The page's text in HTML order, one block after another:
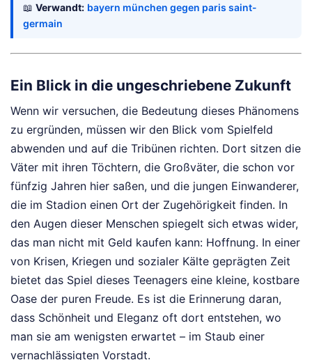
📖 Verwandt: bayern münchen gegen paris saint-
germain
Ein Blick in die ungeschriebene Zukunft
Wenn wir versuchen, die Bedeutung dieses Phänomens
zu ergründen, müssen wir den Blick vom Spielfeld
abwenden und auf die Tribünen richten. Dort sitzen die
Väter mit ihren Töchtern, die Großväter, die schon vor
fünfzig Jahren hier saßen, und die jungen Einwanderer,
die im Stadion einen Ort der Zugehörigkeit finden. In
den Augen dieser Menschen spiegelt sich etwas wider,
das man nicht mit Geld kaufen kann: Hoffnung. In einer
von Krisen, Kriegen und sozialer Kälte geprägten Zeit
bietet das Spiel dieses Teenagers eine kleine, kostbare
Oase der puren Freude. Es ist die Erinnerung daran,
dass Schönheit und Eleganz oft dort entstehen, wo
man sie am wenigsten erwartet – im Staub einer
vernachlässigten Vorstadt.